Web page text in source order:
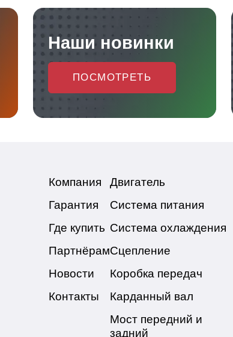
Наши новинки
ПОСМОТРЕТЬ
Компания
Гарантия
Где купить
Партнёрам
Новости
Контакты
Двигатель
Система питания
Система охлаждения
Сцепление
Коробка передач
Карданный вал
Мост передний и
задний